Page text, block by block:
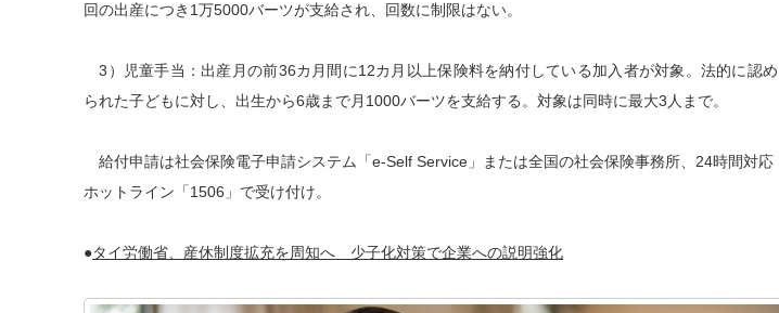
回の出産につき1万5000バーツが支給され、回数に制限はない。
3）児童手当：出産月の前36カ月間に12カ月以上保険料を納付している加入者が対象。法的に認め
られた子どもに対し、出生から6歳まで月1000バーツを支給する。対象は同時に最大3人まで。
給付申請は社会保険電子申請システム「e-Self Service」または全国の社会保険事務所、24時間対応
ホットライン「1506」で受け付け。
●タイ労働省、産休制度拡充を周知へ 少子化対策で企業への説明強化